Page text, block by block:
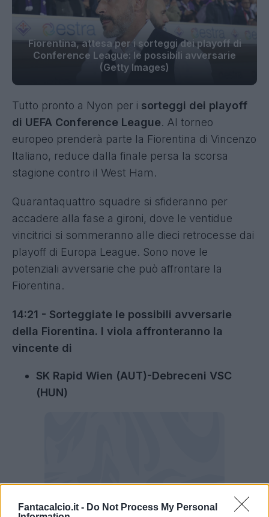
Fantacalcio.it - Do Not Process My Personal
Fiorentina, attesa per i sorteggi dei playoff di
Conference League: le possibili avversarie
(Getty Images)
Tutto pronto a Nyon per i sorteggi dei playoff
di UEFA Conference League. Al torneo
europeo prenderà parte la Fiorentina di Vincenzo
Italiano, reduce dalla finale persa la scorsa
stagione contro il West Ham.
Quarantaquattro squadre si sfideranno per
accadere alla fase a gironi, dove le ventidue
vincitrici si sommeranno alle dieci retrocesse dai
playoff di Europa League. Sono nove le
potenziali avversarie che può affrontare la
Fiorentina.
14:21 - Sorteggiate le possibili avversarie
della Fiorentina. I viola affronteranno la
vincente di
SK Rapid Wien (AUT)-Debreceni VSC
(HUN)